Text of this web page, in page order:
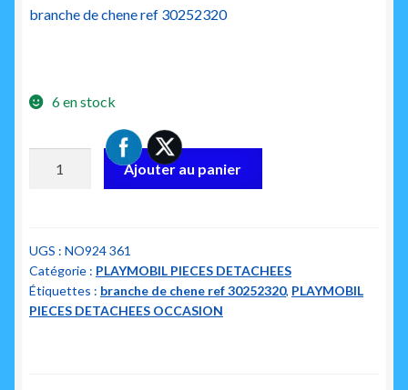
branche de chene ref 30252320
6 en stock
branche
de
chene
Ajouter au panier
UGS : NO924 361
Catégorie : PLAYMOBIL PIECES DETACHEES
Étiquettes : branche de chene ref 30252320, PLAYMOBIL
PIECES DETACHEES OCCASION